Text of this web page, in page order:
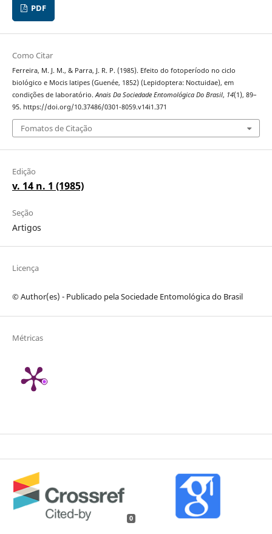
PDF
Como Citar
Ferreira, M. J. M., & Parra, J. R. P. (1985). Efeito do fotoperíodo no ciclo
biológico e Mocis latipes (Guenée, 1852) (Lepidoptera: Noctuidae), em
condições de laboratório. Anais Da Sociedade Entomológica Do Brasil, 14(1), 89–
95. https://doi.org/10.37486/0301-8059.v14i1.371
Fomatos de Citação
Edição
v. 14 n. 1 (1985)
Seção
Artigos
Licença
© Author(es) - Publicado pela Sociedade Entomológica do Brasil
Métricas
0